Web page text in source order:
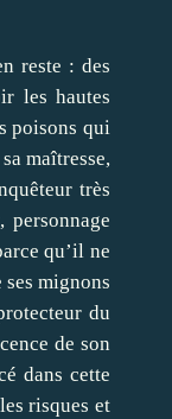
reste : des
les hautes
poisons qui
maîtresse,
très
qu’il ne
mignons
du
de son
dans cette
risques et